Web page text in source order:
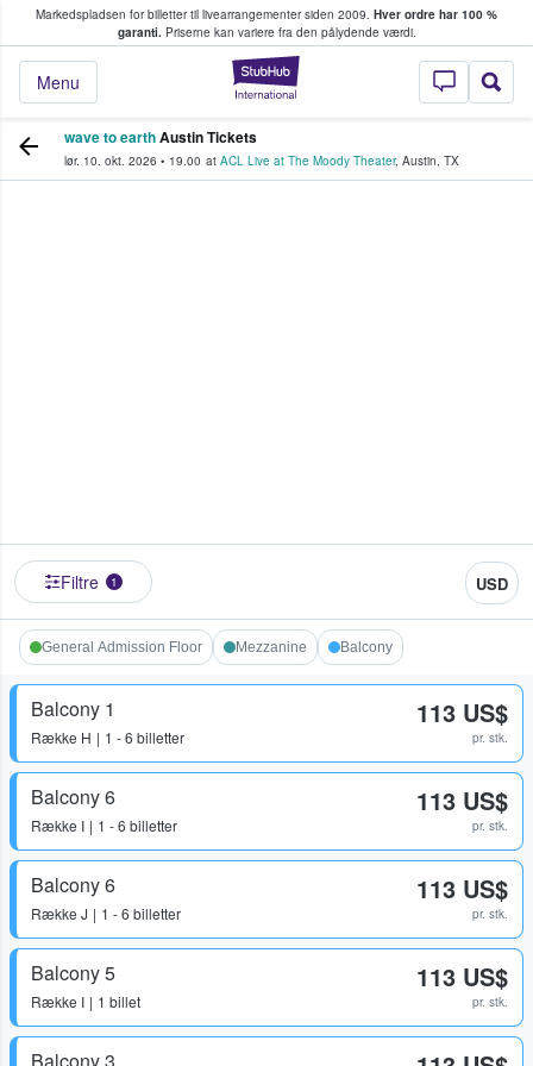
Markedspladsen for billetter til livearrangementer siden 2009. Hver ordre har 100 %
garanti.Priserne kan variere fra den pålydende værdi.
StubHub - Hvor
Menu
køber og sælger billetter
wave to earthAustin Tickets
lør. 10. okt. 2026 • 19.00 at ACL Live at The Moody Theater, Austin, TX
Filtre 1 USD
General Admission Floor Mezzanine Balcony
Balcony 1
Række H 1 - 6 billetter
113 US$
pr. stk.
Balcony 6
Række I 1 - 6 billetter
113 US$
pr. stk.
Balcony 6
Række J 1 - 6 billetter
113 US$
pr. stk.
Balcony 5
Række I 1 billet
113 US$
pr. stk.